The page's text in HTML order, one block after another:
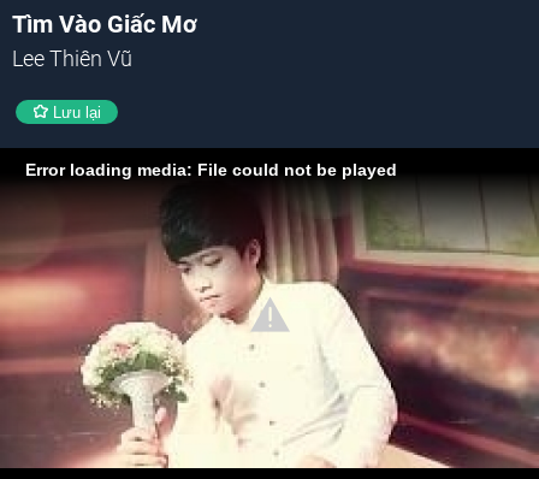
Tìm Vào Giấc Mơ
Lee Thiên Vũ
Lưu lại
Error loading media: File could not be played